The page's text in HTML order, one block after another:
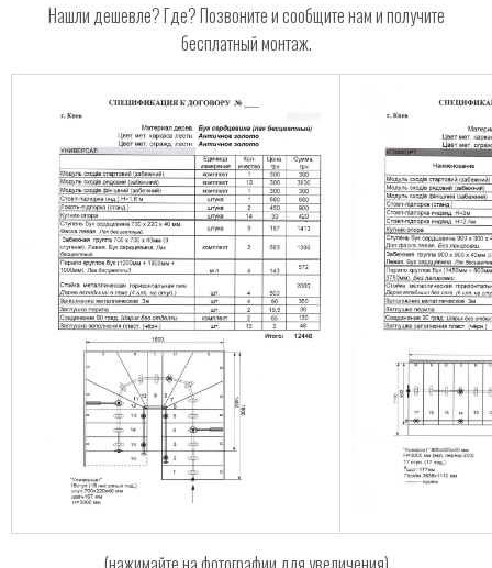
Нашли дешевле? Где? Позвоните и сообщите нам и получите
бесплатный монтаж.